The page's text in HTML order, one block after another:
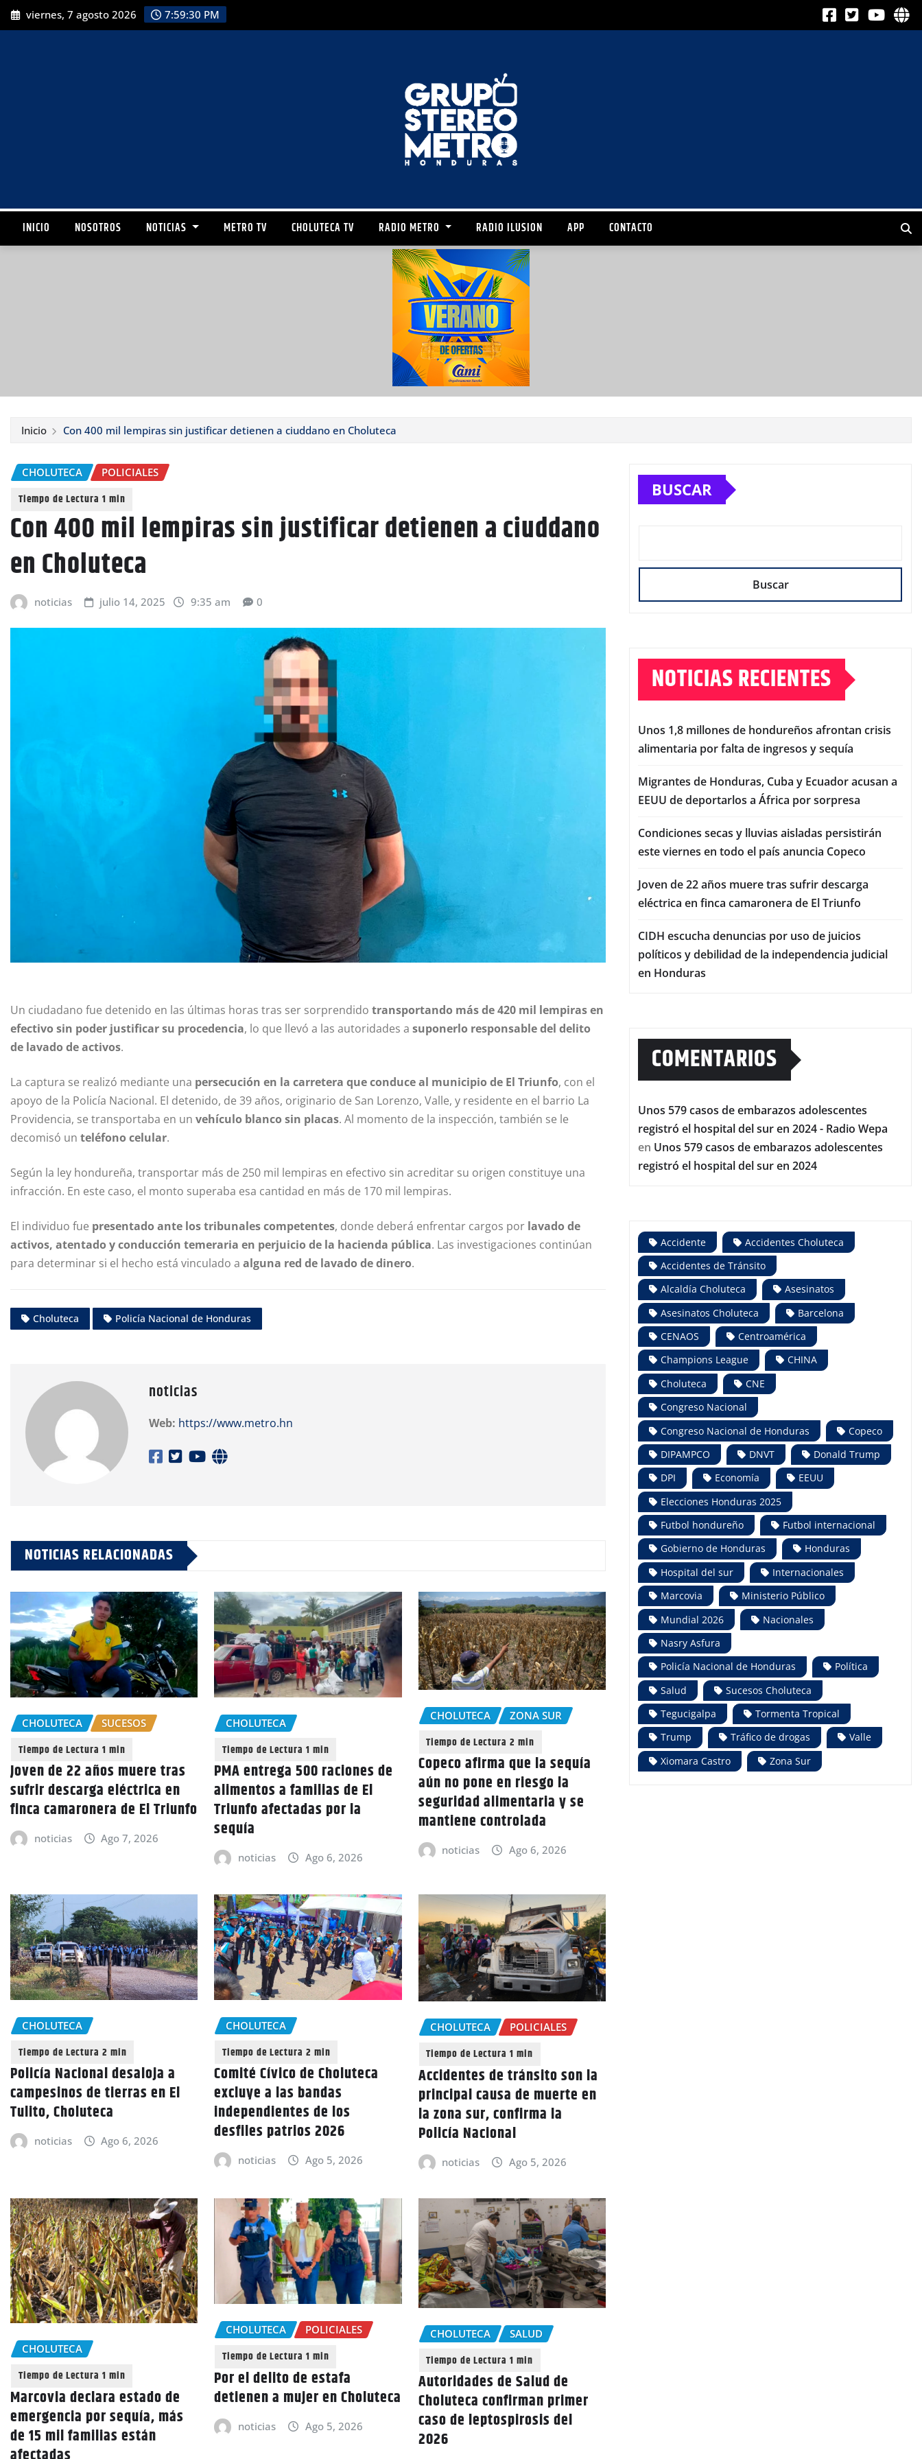
viernes, 7 agosto 2026 7:59:31 PM
INICIO NOSOTROS NOTICIAS METRO TV CHOLUTECA TV RADIO METRO RADIO ILUSION APP CONTACTO
Inicio Con 400 mil lempiras sin justificar detienen a ciuddano en Choluteca
CHOLUTECA POLICIALES
Con 400 mil lempiras sin justificar detienen a ciuddano
en Choluteca
noticias julio 14, 2025 9:35 am 0
Un ciudadano fue detenido en las últimas horas tras ser sorprendido transportando más de 420 mil lempiras en
efectivo sin poder justificar su procedencia, lo que llevó a las autoridades a suponerlo responsable del delito
de lavado de activos.
La captura se realizó mediante una persecución en la carretera que conduce al municipio de El Triunfo, con el
apoyo de la Policía Nacional. El detenido, de 39 años, originario de San Lorenzo, Valle, y residente en el barrio La
Providencia, se transportaba en un vehículo blanco sin placas. Al momento de la inspección, también se le
decomisó un teléfono celular.
Según la ley hondureña, transportar más de 250 mil lempiras en efectivo sin acreditar su origen constituye una
infracción. En este caso, el monto superaba esa cantidad en más de 170 mil lempiras.
El individuo fue presentado ante los tribunales competentes, donde deberá enfrentar cargos por lavado de
activos, atentado y conducción temeraria en perjuicio de la hacienda pública. Las investigaciones continúan
para determinar si el hecho está vinculado a alguna red de lavado de dinero.
Choluteca Policía Nacional de Honduras
noticias
Web: https://www.metro.hn
NOTICIAS RELACIONADAS
CHOLUTECA SUCESOS
Joven de 22 años muere tras
sufrir descarga eléctrica en
finca camaronera de El Triunfo
noticias Ago 7, 2026
CHOLUTECA
PMA entrega 500 raciones de
alimentos a familias de El
Triunfo afectadas por la
sequía
noticias Ago 6, 2026
CHOLUTECA ZONA SUR
Copeco afirma que la sequía
aún no pone en riesgo la
seguridad alimentaria y se
mantiene controlada
noticias Ago 6, 2026
CHOLUTECA
Policía Nacional desaloja a
campesinos de tierras en El
Tulito, Choluteca
noticias Ago 6, 2026
CHOLUTECA
Comité Cívico de Choluteca
excluye a las bandas
independientes de los
desfiles patrios 2026
noticias Ago 5, 2026
CHOLUTECA POLICIALES
Accidentes de tránsito son la
principal causa de muerte en
la zona sur, confirma la
Policía Nacional
noticias Ago 5, 2026
CHOLUTECA
Marcovia declara estado de
emergencia por sequía, más
de 15 mil familias están
CHOLUTECA POLICIALES
Por el delito de estafa
detienen a mujer en Choluteca
noticias Ago 5, 2026
CHOLUTECA SALUD
Autoridades de Salud de
Choluteca confirman primer
caso de leptospirosis del
2026
BUSCAR
Buscar
NOTICIAS RECIENTES
Unos 1,8 millones de hondureños afrontan crisis
alimentaria por falta de ingresos y sequía
Migrantes de Honduras, Cuba y Ecuador acusan a
EEUU de deportarlos a África por sorpresa
Condiciones secas y lluvias aisladas persistirán
este viernes en todo el país anuncia Copeco
Joven de 22 años muere tras sufrir descarga
eléctrica en finca camaronera de El Triunfo
CIDH escucha denuncias por uso de juicios
políticos y debilidad de la independencia judicial
en Honduras
COMENTARIOS
Unos 579 casos de embarazos adolescentes
registró el hospital del sur en 2024 - Radio Wepa
en Unos 579 casos de embarazos adolescentes
registró el hospital del sur en 2024
Accidente
Accidentes Choluteca
Accidentes de Tránsito
Alcaldía Choluteca
Asesinatos
Asesinatos Choluteca
Barcelona
CENAOS
Centroamérica
Champions League
CHINA
Choluteca
CNE
Congreso Nacional
Congreso Nacional de Honduras
Copeco
DIPAMPCO
DNVT
Donald Trump
DPI
Economía
EEUU
Elecciones Honduras 2025
Futbol hondureño
Futbol internacional
Gobierno de Honduras
Honduras
Hospital del sur
Internacionales
Marcovia
Ministerio Público
Mundial 2026
Nacionales
Nasry Asfura
Policía Nacional de Honduras
Política
Salud
Sucesos Choluteca
Tegucigalpa
Tormenta Tropical
Trump
Tráfico de drogas
Valle
Xiomara Castro
Zona Sur